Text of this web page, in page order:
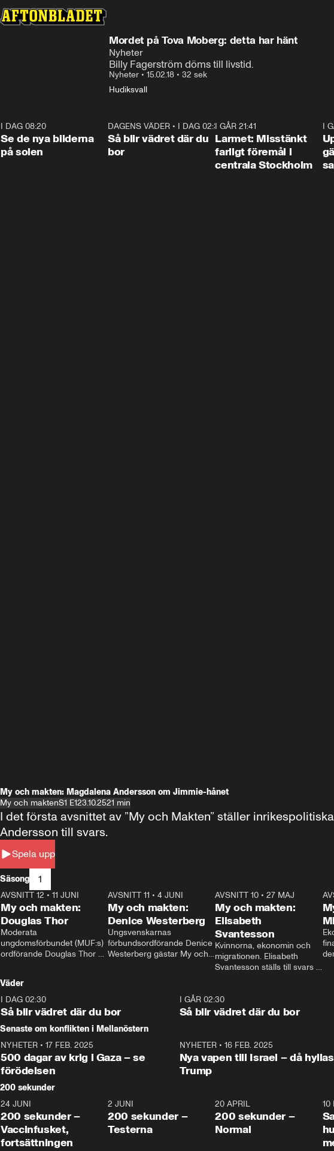
Mordet på Tova Moberg: detta har hänt
Nyheter
Billy Fagerström döms till livstid.
Nyheter • 15.02.18 • 32 sek
Hudiksvall
I DAG 08:20
Se de nya bilderna
på solen
1:06
DAGENS VÄDER • I DAG 02:30
Så blir vädret där du
bor
I GÅR 21:41
Larmet: Misstänkt
farligt föremål i
centrala Stockholm
I
My och makten: Magdalena Andersson om Jimmie-hånet
My och maktenS1 E123.10.2521 min
Spela upp
I det första avsnittet av ”My och Makten” ställer
Andersson till svars.
Säsong 1
26:27
AVSNITT 12 • 11 JUNI
My och makten:
Douglas Thor
Moderata
ungdomsförbundet (MUF:s)
ordförande Douglas Thor
tonårsutvisningarna och hur
Moderaterna ska locka
väljare till valet i höst.
23:40
AVSNITT 11 •4 JUNI
My och makten:
Denice Westerberg
Ungsvenskarnas
förbundsordförande Denice
Westerberg gästar My och
AVSNITT 10 •27 MAJ
My och makten:
Elisabeth
Svantesson
Kvinnorna, ekonomin och
migrationen. Elisabeth
Svantesson ställs till svars
Väder
I DAG 02:30
Så blir vädret där du bor
I GÅR 02:30
Så blir vädret där du bor
Senaste om konflikten i Mellanöstern
NYHETER • 17 FEB. 2025
500 dagar av krig i Gaza – se
förödelsen
NYHETER• 16 FEB. 2025
Nya vapen till Israel – då hyllas
Trump
200 sekunder
5:00
24 JUNI
200 sekunder –
Vaccinfusket,
fortsättningen
4:23
2 JUNI
200 sekunder –
Testerna
20 APRIL
200 sekunder –
Normal
10